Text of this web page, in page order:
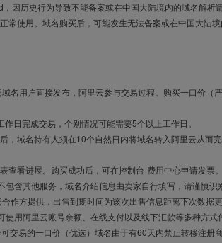
因历史行为导致不能备案或在中国大陆境内的域名解
常使用。域名购买后，可能发生无法备案或在中国大陆
名用户直接发布，阿里云参与交易过程。购买一口价（
日完成交易，个别情况可能需要5个以上工作日。
，域名持有人须在10个自然日内将域名转入阿里云从而
看进展。购买成功后，可在控制台-费用中心申请发票。
含其他服务，域名介绍信息由卖家自行填写，请谨慎识
作方提供，出售到期时间为该次出售信息距离下次数据
使用阿里云账号余额、在线支付以及线下汇款等多种方
交易的一口价（优选）域名由于有60天内禁止转移注册